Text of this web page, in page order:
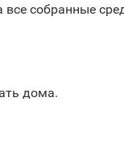
собранные
дома.